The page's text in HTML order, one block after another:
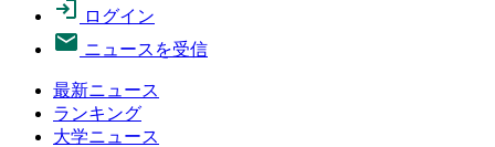
ログイン
ニュースを受信
最新ニュース
ランキング
大学ニュース